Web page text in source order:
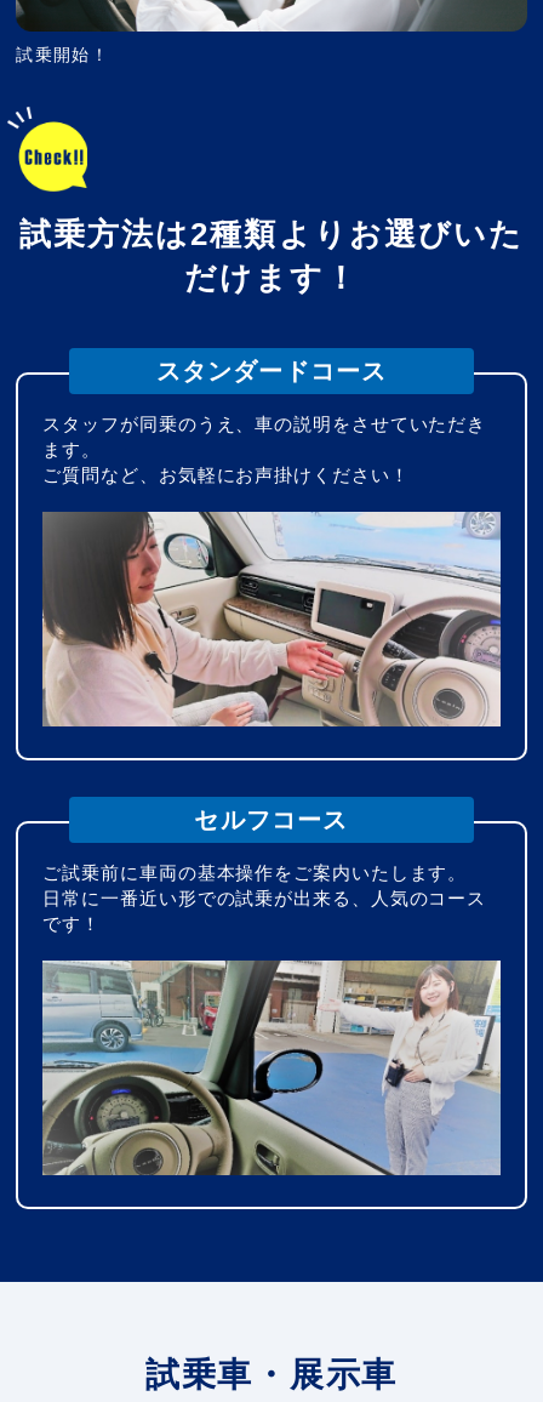
試乗開始！
試乗方法は2種類よりお選びいた
だけます！
スタンダードコース
スタッフが同乗のうえ、車の説明をさせていただき
ます。
ご質問など、お気軽にお声掛けください！
セルフコース
ご試乗前に車両の基本操作をご案内いたします。
日常に一番近い形での試乗が出来る、人気のコース
です！
試乗車・展示車